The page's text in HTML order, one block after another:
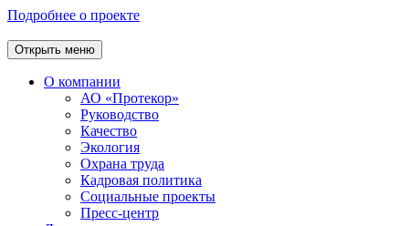
Подробнее о проекте
Открыть меню
О компании
АО «Протекор»
Руководство
Качество
Экология
Охрана труда
Кадровая политика
Социальные проекты
Пресс-центр